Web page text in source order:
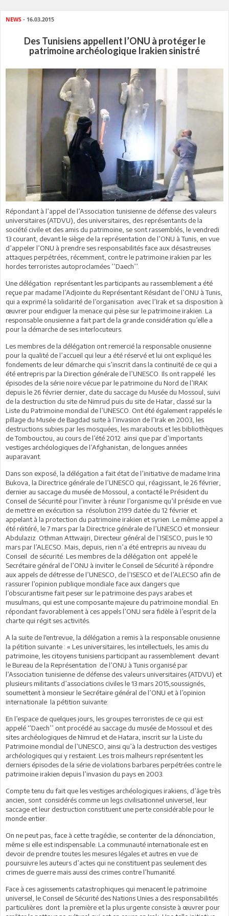
NEWS - 16.03.2015
Des Tunisiens appellent l’ONU à protéger le
patrimoine archéologique Irakien sinistré
Répondant à l’appel de l’Association tunisienne de défense des valeurs
universitaires (ATDVU), des universitaires, des représentants de la
société civile et des amis du patrimoine, se sont rassemblés, le vendredi
13 courant, devant le siège de la représentation de l’ONU à Tunis, en vue
d’appeler l’ONU à prendre ses responsabilités face aux désastreuses
attaques perpétrées, récemment, contre le patrimoine irakien par les
hordes terroristes autoproclamées ’’Daech’’.
Une délégation représentant les participants au rassemblement a été
reçue par madame l’Adjointe du Représentant Résidant de l’ONU à Tunis,
qui a exprimé la solidarité de l’organisation avec l’Irak et sa disposition à
œuvrer pour endiguer la menace qui pèse sur le patrimoine irakien. La
responsable onusienne a fait part de la grande considération qu’elle a
pour la démarche de ses interlocuteurs.
Les membres de la délégation ont remercié la responsable onusienne
pour la qualité de l’accueil qui leur a été réservé et lui ont expliqué les
fondements de leur démarche qui s’inscrit dans la continuité de ce qui a
été entrepris par la Direction générale de l’UNESCO. Ils ont rappelé les
épisodes de la série noire vécue par le patrimoine du Nord de l’IRAK
depuis le 26 février dernier, date du saccage du Musée du Mossoul, suivi
de la destruction du site de Nimrud puis du site de Hatar, classé sur la
Liste du Patrimoine mondial de l’UNESCO. Ont été également rappelés le
pillage du Musée de Bagdad suite à l’invasion de l’Irak en 2003, les
destructions subies par les mosquées, les marabouts et les bibliothèques
de Tombouctou, au cours de l’été 2012 ainsi que par d’importants
vestiges archéologiques de l’Afghanistan, de longues années
auparavant.
Dans son exposé, la délégation a fait état de l’initiative de madame Irina
Bukova, la Directrice générale de l’UNESCO qui, réagissant, le 26 février,
dernier au saccage du musée de Mossoul, a contacté le Président du
Conseil de Sécurité pour l’inviter à réunir l’organisme qu’il préside en vue
de mettre en exécution sa résolution 2199 datée du 12 février et
appelant à la protection du patrimoine irakien et syrien. Le même appel a
été réitéré, le 7 mars par la Directrice générale de l’UNESCO et monsieur
Abdulaziz Othman Attwaijri, Directeur général de l’ISESCO, puis le 10
mars par l’ALECSO. Mais, depuis, rien n’a été entrepris au niveau du
Conseil de sécurité. Les membres de la délégation ont appelé le
Secrétaire général de l’ONU à inviter le Conseil de Sécurité à répondre
aux appels de détresse de l’UNESCO, de l’ISESCO et de l’ALECSO afin de
rassurer l’opinion publique mondiale face aux dangers que
l’obscurantisme fait peser sur le patrimoine des pays arabes et
musulmans, qui est une composante majeure du patrimoine mondial. En
répondant favorablement à ces appels l’ONU sera fidèle à l’esprit de la
charte qui régit ses activités.
A la suite de l‘entrevue, la délégation a remis à la responsable onusienne
la pétition suivante : « Les universitaires, les intellectuels, les amis du
patrimoine, les citoyens tunisiens participant au rassemblement devant
le Bureau de la Représentation de l’ONU à Tunis organisé par
l’Association tunisienne de défense des valeurs universitaires (ATDVU) et
plusieurs militants d’associations civiles le 13 mars 2015,soussignés,
soumettent à monsieur le Secrétaire général de l’ONU et à l’opinion
internationale la pétition suivante:
En l’espace de quelques jours, les groupes terroristes de ce qui est
appelé ‘’Daech’’ ont procédé au saccage du musée de Mossoul et des
sites archéologiques de Nimrud et de Hatara, inscrit sur la Liste du
Patrimoine mondial de l’UNESCO, ainsi qu’à la destruction des vestiges
archéologiques qui y restaient. Les trois malheurs représentent les
derniers épisodes de la série de violations barbares perpétrées contre le
patrimoine irakien depuis l’invasion du pays en 2003.
Compte tenu du fait que les vestiges archéologiques irakiens, d’âge très
ancien, sont considérés comme un legs civilisationnel universel, leur
saccage et leur destruction constituent une perte considérable pour le
monde entier.
On ne peut pas, face à cette tragédie, se contenter de la dénonciation,
même si elle est indispensable. La communauté internationale est en
devoir de prendre toutes les mesures légales et autres en vue de
poursuivre les auteurs d’actes qui ne constituent pas seulement des
crimes de guerre mais aussi des crimes contre l’humanité.
Face à ces agissements catastrophiques qui menacent le patrimoine
universel, le Conseil de Sécurité des Nations Unies a des responsabilités
particulières dont la première et la plus urgente consiste à œuvrer pour